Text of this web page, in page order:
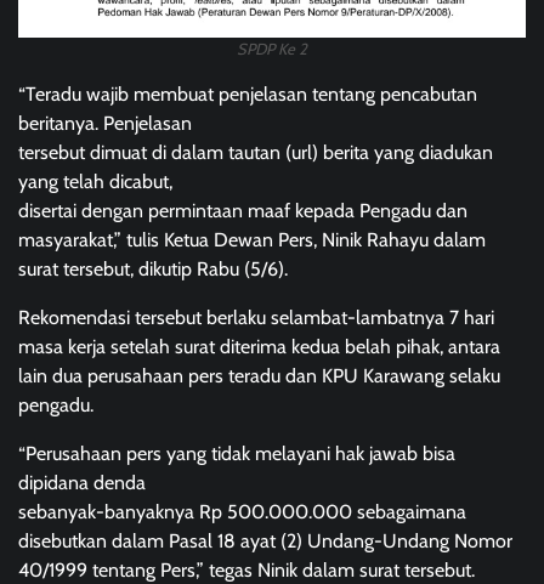
SPDP Ke 2
“Teradu wajib membuat penjelasan tentang pencabutan
beritanya. Penjelasan
tersebut dimuat di dalam tautan (url) berita yang diadukan
yang telah dicabut,
disertai dengan permintaan maaf kepada Pengadu dan
masyarakat,” tulis Ketua Dewan Pers, Ninik Rahayu dalam
surat tersebut, dikutip Rabu (5/6).
Rekomendasi tersebut berlaku selambat-lambatnya 7 hari
masa kerja setelah surat diterima kedua belah pihak, antara
lain dua perusahaan pers teradu dan KPU Karawang selaku
pengadu.
“Perusahaan pers yang tidak melayani hak jawab bisa
dipidana denda
sebanyak-banyaknya Rp 500.000.000 sebagaimana
disebutkan dalam Pasal 18 ayat (2) Undang-Undang Nomor
40/1999 tentang Pers,” tegas Ninik dalam surat tersebut.